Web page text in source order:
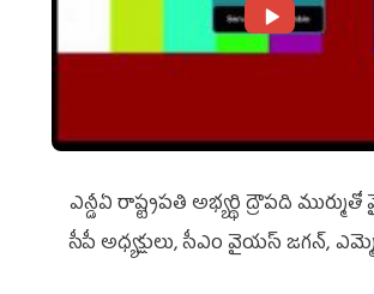
ఎన్డీఏ రాష్ట్ర‌ప‌తి అభ్య‌ర్థి ద్రౌప‌ది
సీపీ అధ్య‌క్షులు, సీఎం వైయ‌స్ జ‌గ‌న్,